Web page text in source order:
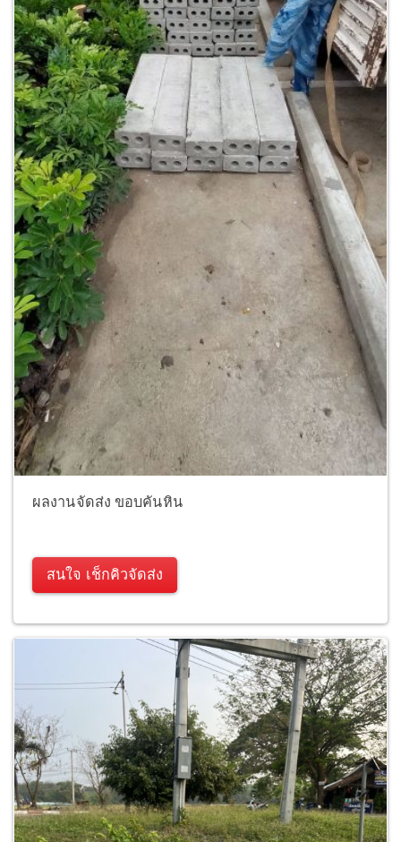
ผลงานจัดส่ง ขอบคันหิน
สนใจ เช็กคิวจัดส่ง